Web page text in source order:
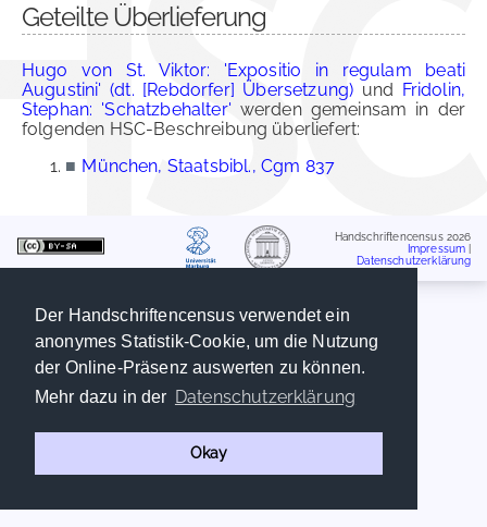
Der Handschriftencensus verwendet ein
anonymes Statistik-Cookie, um die Nutzung
der Online-Präsenz auswerten zu können.
Mehr dazu in der Datenschutzerklärung
Okay
Geteilte Überlieferung
Hugo von St. Viktor: 'Expositio in regulam beati
Augustini' (dt. [Rebdorfer] Übersetzung) und Fridolin,
Stephan: 'Schatzbehalter'werden gemeinsam in der
folgenden HSC-Beschreibung überliefert:
■ München, Staatsbibl., Cgm 837
Handschriftencensus 2026
Impressum
Datenschutzerklärung